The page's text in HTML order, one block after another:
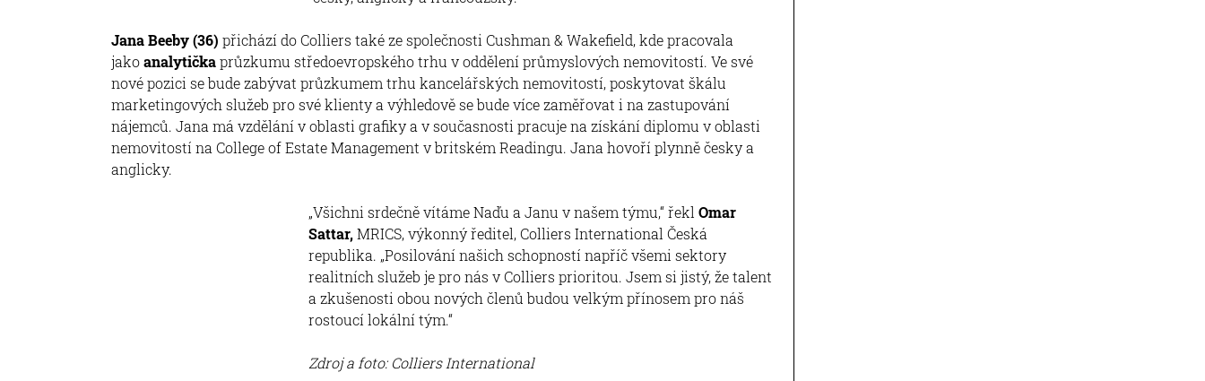
Jana Beeby (36) přichází do Colliers také ze společnosti Cushman & Wakefield, kde pracovala
jakoanalytičkaprůzkumu středoevropského trhu v oddělení průmyslových nemovitostí. Ve své
nové pozici se bude zabývat průzkumem trhu kancelářských nemovitostí, poskytovat škálu
marketingových služeb pro své klienty a výhledově se bude více zaměřovat i na zastupování
nájemců. Jana má vzdělání v oblasti grafiky a v současnosti pracuje na získání diplomu v oblasti
nemovitostí na College of Estate Management v britském Readingu. Jana hovoří plynně česky a
anglicky.
„Všichni srdečně vítáme Naďu a Janu v našem týmu,“ řekl Omar
Sattar,MRICS, výkonný ředitel, Colliers International Česká
republika. „Posilování našich schopností napříč všemi sektory
realitních služeb je pro nás v Colliers prioritou. Jsem si jistý, že talent
a zkušenosti obou nových členů budou velkým přínosem pro náš
rostoucí lokální tým.“
Zdroj a foto: Colliers International